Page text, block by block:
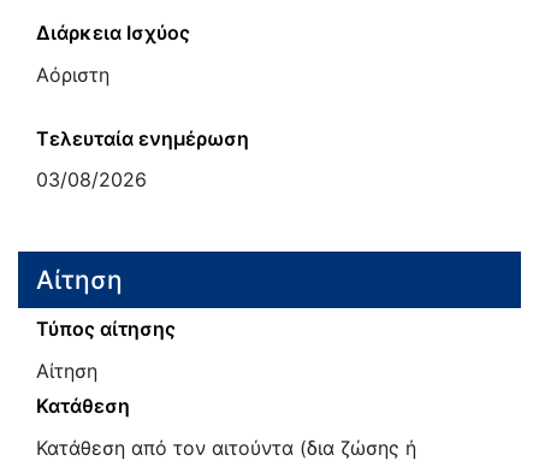
Διάρκεια Ισχύος
Αόριστη
Τελευταία ενημέρωση
03/08/2026
Αίτηση
Τύπος αίτησης
Αίτηση
Κατάθεση
Κατάθεση από τον αιτούντα (δια ζώσης ή